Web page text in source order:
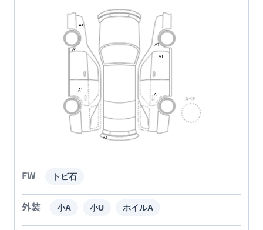
FW トビ石
外装 小A 小U ホイルA